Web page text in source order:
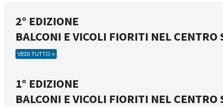
2° EDIZIONE
BALCONI E VICOLI FIORITI NEL CENTRO
VEDI TUTTO »
1° EDIZIONE
BALCONI E VICOLI FIORITI NEL CENTRO